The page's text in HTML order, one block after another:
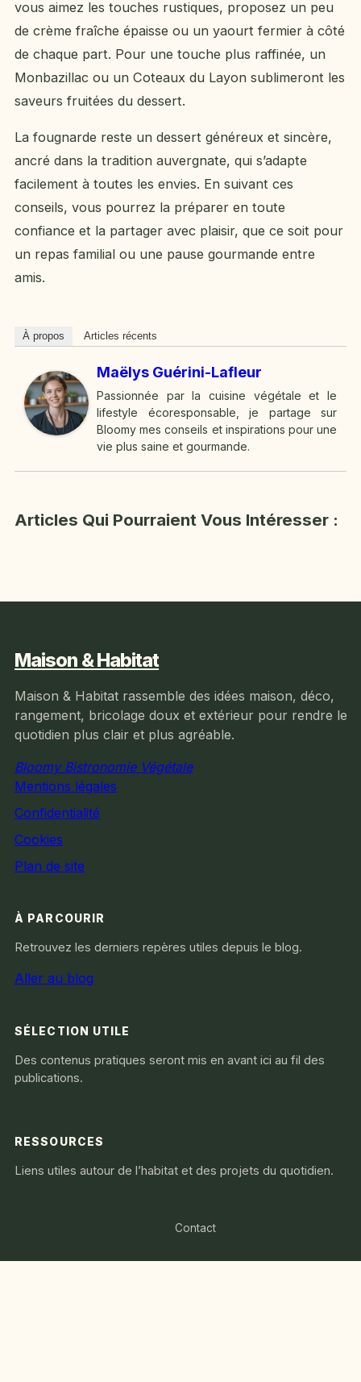
vous aimez les touches rustiques, proposez un peu
de crème fraîche épaisse ou un yaourt fermier à côté
de chaque part. Pour une touche plus raffinée, un
Monbazillac ou un Coteaux du Layon sublimeront les
saveurs fruitées du dessert.
La fougnarde reste un dessert généreux et sincère,
ancré dans la tradition auvergnate, qui s’adapte
facilement à toutes les envies. En suivant ces
conseils, vous pourrez la préparer en toute
confiance et la partager avec plaisir, que ce soit pour
un repas familial ou une pause gourmande entre
amis.
À propos Articles récents
Maëlys Guérini-Lafleur
Passionnée par la cuisine végétale et le
lifestyle écoresponsable, je partage sur
Bloomy mes conseils et inspirations pour une
vie plus saine et gourmande.
Articles Qui Pourraient Vous Intéresser :
Maison & Habitat
Maison & Habitat rassemble des idées maison, déco,
rangement, bricolage doux et extérieur pour rendre le
quotidien plus clair et plus agréable.
Bloomy Bistronomie Végétale
Mentions légales
Confidentialité
Cookies
Plan de site
À PARCOURIR
Retrouvez les derniers repères utiles depuis le blog.
Aller au blog
SÉLECTION UTILE
Des contenus pratiques seront mis en avant ici au fil des
publications.
RESSOURCES
Liens utiles autour de l’habitat et des projets du quotidien.
Contact